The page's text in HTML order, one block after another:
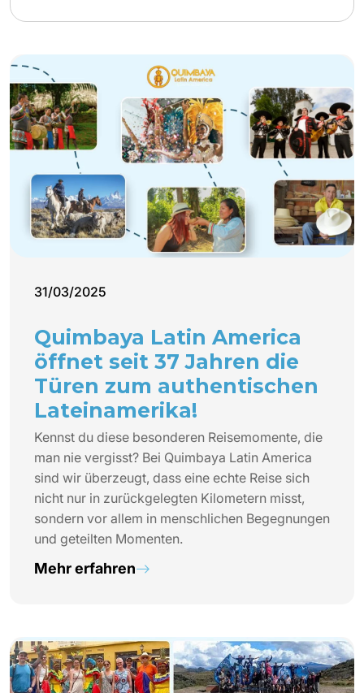
31/03/2025
Quimbaya Latin America
öffnet seit 37 Jahren die
Türen zum authentischen
Lateinamerika!
Kennst du diese besonderen Reisemomente, die
man nie vergisst? Bei Quimbaya Latin America
sind wir überzeugt, dass eine echte Reise sich
nicht nur in zurückgelegten Kilometern misst,
sondern vor allem in menschlichen Begegnungen
und geteilten Momenten.
Mehr erfahren